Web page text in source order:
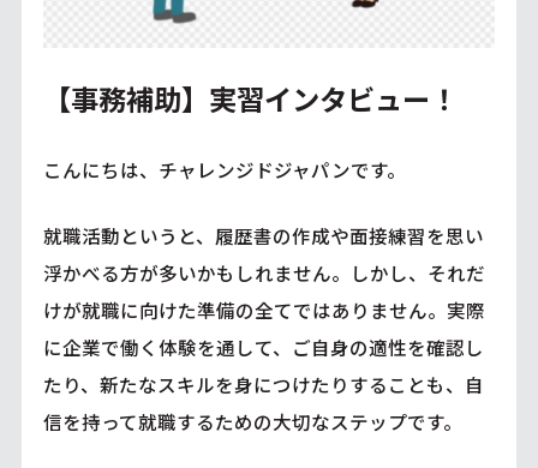
【事務補助】実習インタビュー！
こんにちは、チャレンジドジャパンです。
就職活動というと、履歴書の作成や面接練習を思い
浮かべる方が多いかもしれません。しかし、それだ
けが就職に向けた準備の全てではありません。実際
に企業で働く体験を通して、ご自身の適性を確認し
たり、新たなスキルを身につけたりすることも、自
信を持って就職するための大切なステップです。